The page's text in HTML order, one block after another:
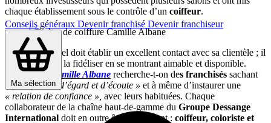
Conseils généraux Devenir franchisé Devenir franchiseur
Ma sélection
chaque établissement sous le contrôle d’un coiffeur.
Le professionnel doit établir un excellent contact avec sa clientèle ; il
est essentiel de la fidéliser en se montrant aimable et disponible.
Ainsi, chez
Camille Albane recherche-t-on des franchisés sachant
« faire preuve d’égard et d’écoute » et à même d’instaurer une
« relation de confiance », avec leurs habituées. Chaque
collaborateur de la chaîne haut-de-gamme du Groupe Dessange
International doit en outre être polyvalent : coiffeur, coloriste et